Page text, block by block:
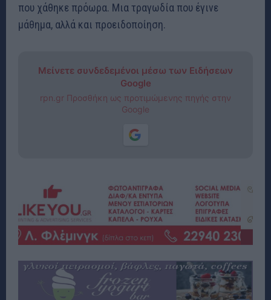
που χάθηκε πρόωρα. Μια τραγωδία που έγινε
μάθημα, αλλά και προειδοποίηση.
Μείνετε συνδεδεμένοι μέσω των Ειδήσεων
Google
rpn.gr Προσθήκη ως προτιμώμενης πηγής στην
Google